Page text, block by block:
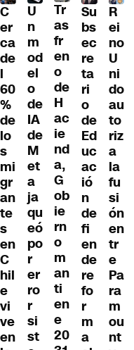
C
er
ca
de
l
60
%
de
lo
s
mi
gr
an
te
s
en
C
hil
e
vi
ve
en
U
n
m
od
el
o
de
IA
de
M
et
a
ja
qu
eó
po
r
er
ro
r
si
st
Tr
as
fr
en
o
de
H
ac
ie
nd
a,
G
ob
ie
rn
o
m
an
ti
en
e
20
Su
bs
ec
re
ta
ri
o
de
Ed
uc
ac
ió
n
de
fi
en
de
re
fo
r
m
a
R
ei
no
U
ni
do
au
to
riz
a
la
fu
si
ón
en
tr
e
Pa
ra
m
ou
nt